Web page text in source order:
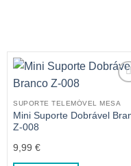
SUPORTE TELEMÓVEL MESA
Mini Suporte Dobrável
Z-008
9,99 €